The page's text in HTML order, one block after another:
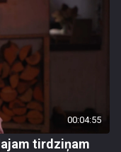
00:04:55
tirdziņam